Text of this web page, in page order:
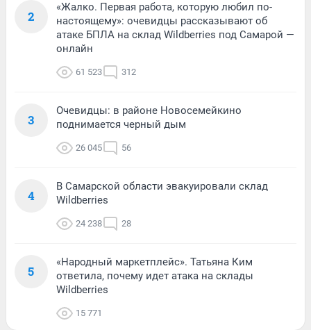
2
«Жалко. Первая работа, которую любил по-
настоящему»: очевидцы рассказывают об
атаке БПЛА на склад Wildberries под Самарой —
онлайн
61 523 312
3
Очевидцы: в районе Новосемейкино
поднимается черный дым
26 045 56
4
В Самарской области эвакуировали склад
Wildberries
24 238 28
5
«Народный маркетплейс». Татьяна Ким
ответила, почему идет атака на склады
Wildberries
15 771